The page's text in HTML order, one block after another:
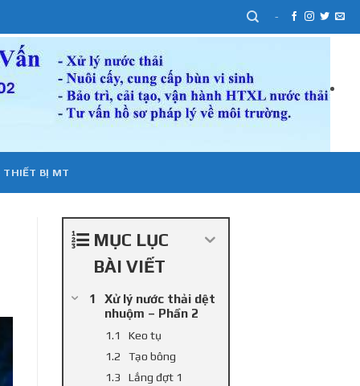
-
THIẾT BỊ MT
MỤC LỤC
BÀI VIẾT
Xử lý nước thải dệt
nhuộm – Phần 2
Keo tụ
Tạo bông
Lắng đợt 1